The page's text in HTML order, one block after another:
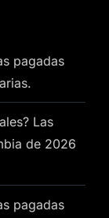
pagadas
Las
de 2026
pagadas